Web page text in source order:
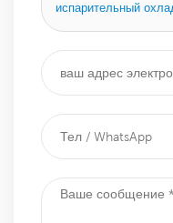
испарительный